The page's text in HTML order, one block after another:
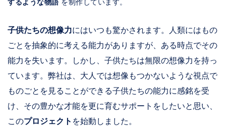
するような物語 を制作しています。
子供たちの想像力にはいつも驚かされます。人類にはもの
ごとを抽象的に考える能力がありますが、ある時点でその
能力を失います。しかし、子供たちは無限の想像力を持っ
ています。弊社は、大人では想像もつかないような視点で
ものごとを見ることができる子供たちの能力に感銘を受
け、その豊かな才能を更に育むサポートをしたいと思い、
このプロジェクト を始動しました。